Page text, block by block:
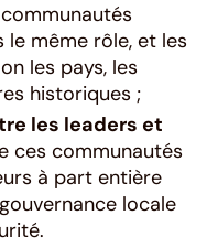
le même rôle, et les
les pays, les
historiques ;
les leaders et
ces communautés
à part entière
locale